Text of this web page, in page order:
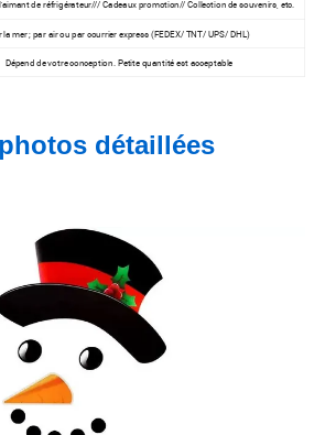
de réfrigérateur/// Cadeaux promotion// Collection de souvenirs, etc.
la mer ; par air ou par courrier express (FEDEX/ TNT/ UPS/ DHL)
Dépend de votre conception. Petite quantité est acceptable
détaillées